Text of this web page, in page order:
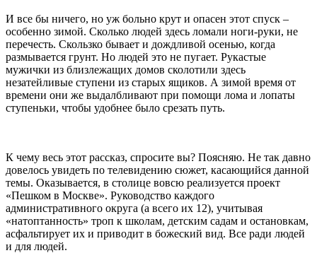
И все бы ничего, но уж больно крут и опасен этот спуск –
особенно зимой. Сколько людей здесь ломали ноги-руки, не
перечесть. Скользко бывает и дождливой осенью, когда
размывается грунт. Но людей это не пугает. Рукастые
мужички из близлежащих домов сколотили здесь
незатейливые ступени из старых ящиков. А зимой время от
времени они же выдалбливают при помощи лома и лопаты
ступеньки, чтобы удобнее было срезать путь.
К чему весь этот рассказ, спросите вы? Поясняю. Не так давно
довелось увидеть по телевидению сюжет, касающийся данной
темы. Оказывается, в столице вовсю реализуется проект
«Пешком в Москве». Руководство каждого
административного округа (а всего их 12), учитывая
«натоптанность» троп к школам, детским садам и остановкам,
асфальтирует их и приводит в божеский вид. Все ради людей
и для людей.